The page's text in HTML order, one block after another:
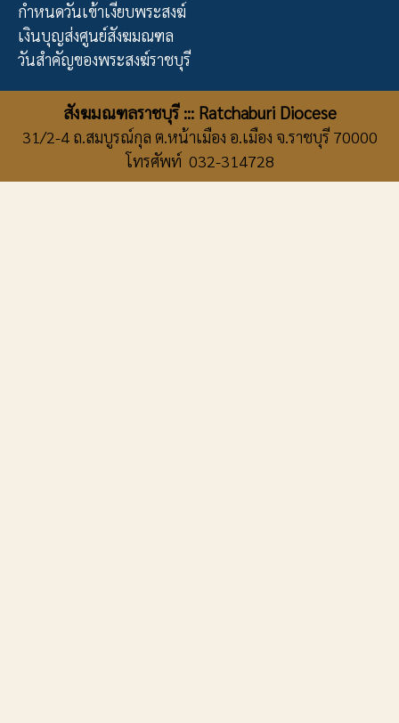
กำหนดวันเข้าเงียบพระสงฆ์
เงินบุญส่งศูนย์สังฆมณฑล
วันสำคัญของพระสงฆ์ราชบุรี
สังฆมณฑลราชบุรี ::: Ratchaburi Diocese
31/2-4 ถ.สมบูรณ์กุล ต.หน้าเมือง อ.เมือง จ.ราชบุรี 70000
โทรศัพท์ 032-314728